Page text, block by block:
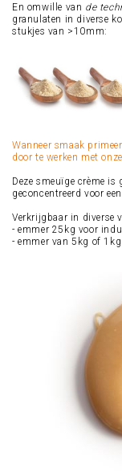
En omwille van de
granulaten in diverse
stukjes van >10mm:
Wanneer smaak
door te werken met
Deze smeuïge crème
geconcentreerd voor
Verkrijgbaar in diverse
- emmer 25kg voor
- emmer van 5kg of